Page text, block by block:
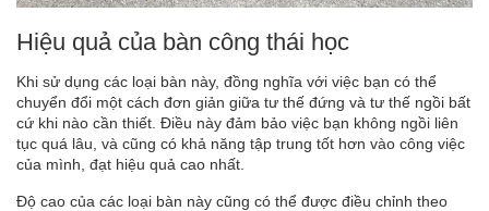
Hiệu quả của bàn công thái học
Khi sử dụng các loại bàn này, đồng nghĩa với việc bạn có thể
chuyển đổi một cách đơn giản giữa tư thế đứng và tư thế ngồi bất
cứ khi nào cần thiết. Điều này đảm bảo việc bạn không ngồi liên
tục quá lâu, và cũng có khả năng tập trung tốt hơn vào công việc
của mình, đạt hiệu quả cao nhất.
Độ cao của các loại bàn này cũng có thể được điều chỉnh theo